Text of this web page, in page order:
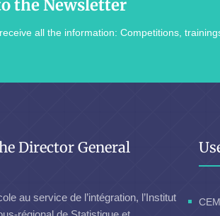
the Newsletter
all the information: Competitions,
Director General
au service de l’intégration, l’Institut